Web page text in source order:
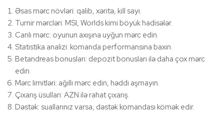
Əsas mərc növləri: qalib, xəritə, kill sayı.
Turnir mərcləri: MSI, Worlds kimi böyük hadisələr.
Canlı mərc: oyunun axışına uyğun mərc edin.
Statistika analizi: komanda performansına baxın.
Betandreas bonusları: depozit bonusları ilə daha çox mərc
edin.
Mərc limitləri: ağıllı mərc edin, həddi aşmayın.
Çıxarış üsulları: AZN ilə rahat çıxarış.
Dəstək: suallarınız varsa, dəstək komandası kömək edir.